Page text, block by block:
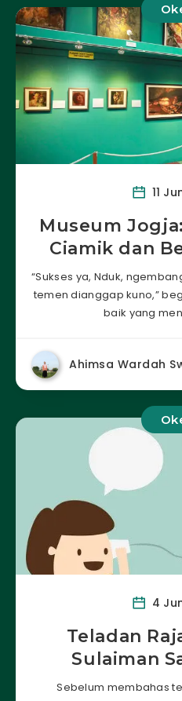
11
Museum
Ciamik dan
“Sukses ya, Nduk,
temen dianggap kuno,”
baik yang
Ahimsa Wardah
4
Teladan
Sulaiman
Sebelum membahas